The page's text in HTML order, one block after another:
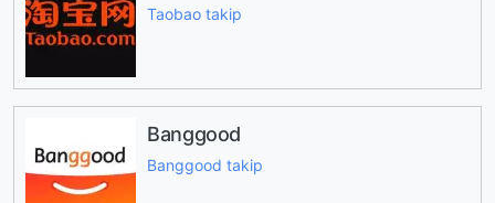
Taobao takip
Banggood
Banggood takip